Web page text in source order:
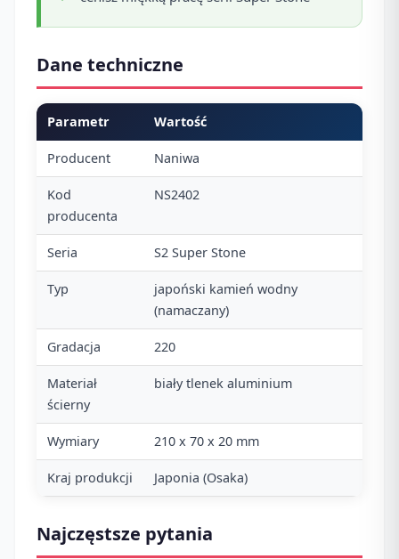
Dane techniczne
Parametr Wartość
Producent Naniwa
Kod
producenta
NS2402
Seria S2 Super Stone
Typ
japoński kamień wodny
(namaczany)
Gradacja 220
Materiał
ścierny
biały tlenek aluminium
Wymiary 210 x 70 x 20 mm
Kraj produkcji Japonia (Osaka)
Najczęstsze pytania